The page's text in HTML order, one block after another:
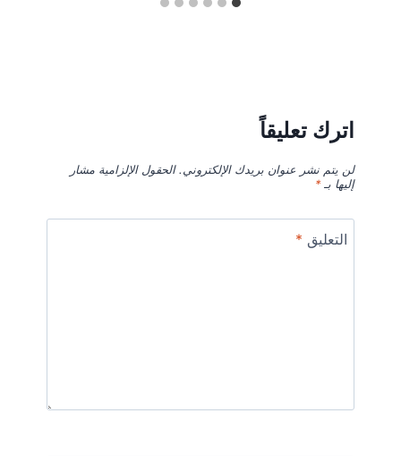
اترك تعليقاً
لن يتم نشر عنوان بريدك الإلكتروني. الحقول الإلزامية مشار
إليها بـ*
التعليق *